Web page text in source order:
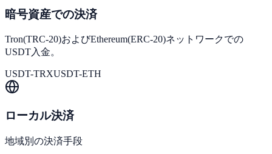
暗号資産での決済
Tron(TRC-20)およびEthereum(ERC-20)ネットワークでの
USDT入金。
USDT-TRXUSDT-ETH
ローカル決済
地域別の決済手段